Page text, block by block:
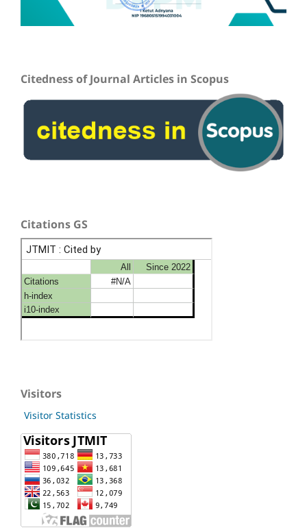
Citedness of Journal Articles in Scopus
Citations GS
Visitors
Visitor Statistics